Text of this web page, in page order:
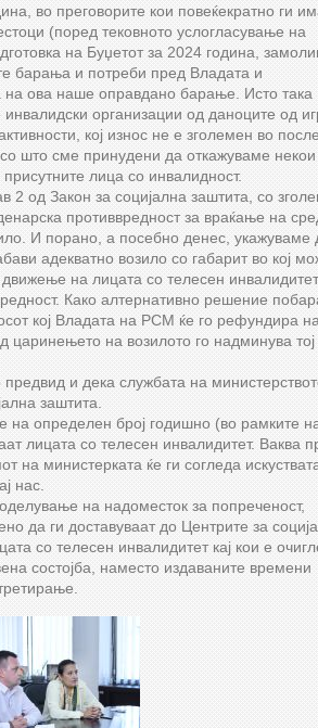
во преговорите кои повеќекратно ги
(поред тековното услогласување на
на Буџетот за 2024 година,
барања и потреби пред Владата и
на ова наше оправдано барање. Исто така
организации од даноците од
кој износ не е зголемен во
со што сме принудени да откажуваме некои
лица со инвалидност.
2 од Закон за социјална заштита, со
противвредност за враќање на
И порано, а посебно денес, укажуваме
адекватно возило со габарит во кој
на лицата со телесен
Како алтернативно решение
кој Владата на РСМ ќе го рефундира на
на возилото го надминува тој
и дека службата на
заштита.
определен број годишно (во рамките
лицата со телесен инвалидитет. Ваква
на министерката ќе ги согледа
нас.
на надоместок за попреченост,
да ги доставуваат до Центрите за
со телесен инвалидитет кај кои е
состојба, наместо издаваните времени